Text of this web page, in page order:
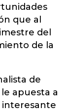
que al
del
de la
de
apuesta a
interesante